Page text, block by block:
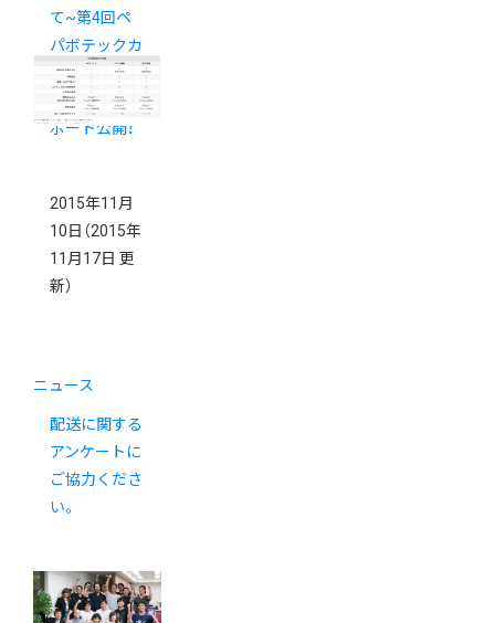
て~第4回ペ
パボテックカ
ンファレンス
EC編 完全レ
ポート公開！
2015年11月
10日 （2015年
11月17日 更
新）
ニュース
配送に関する
アンケートに
ご協力くださ
い。